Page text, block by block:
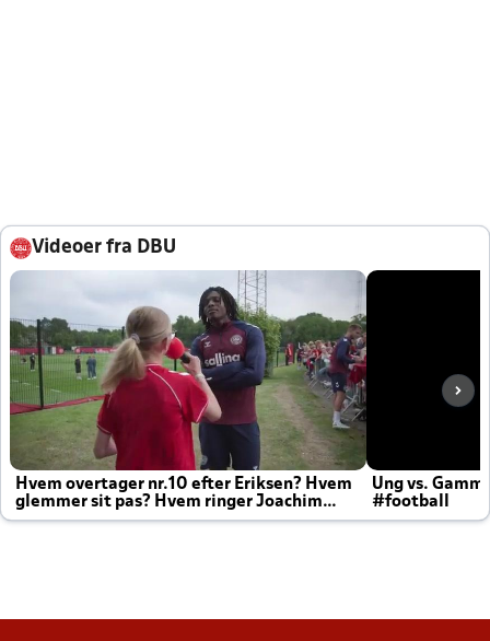
Videoer fra DBU
Hvem overtager nr.10 efter Eriksen? Hvem
glemmer sit pas? Hvem ringer Joachim
altid til efter kampe?
Ung vs.
#football